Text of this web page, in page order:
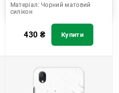
Матеріал: Чорний матовий
силікон
430 ₴ Купити